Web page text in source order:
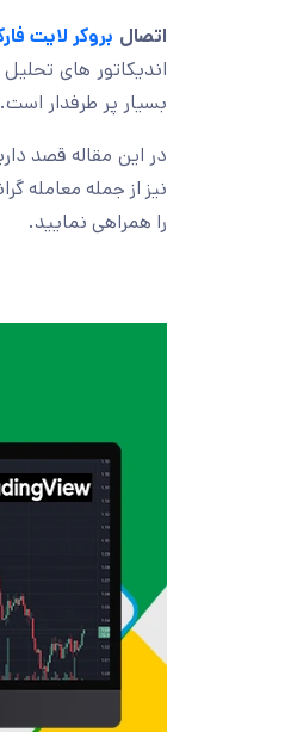
اتصال بروکر لایت
اندیکاتور های
بسیار پر طرفدار است.
در این مقاله قصد
نیز از جمله معامله
را همراهی نمایید.